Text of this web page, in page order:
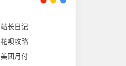
站长日记
花呗攻略
美团月付